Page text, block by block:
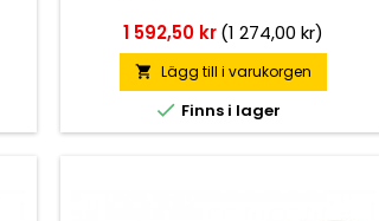
Pris
1 592,50 kr(1 274,00 kr)
 Lägg till i varukorgen
 Finns i lager